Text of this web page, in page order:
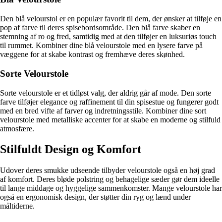
Den blå velourstol er en populær favorit til dem, der ønsker at tilføje en
pop af farve til deres spisebordsområde. Den blå farve skaber en
stemning af ro og fred, samtidig med at den tilføjer en luksuriøs touch
til rummet. Kombiner dine blå velourstole med en lysere farve på
væggene for at skabe kontrast og fremhæve deres skønhed.
Sorte Velourstole
Sorte velourstole er et tidløst valg, der aldrig går af mode. Den sorte
farve tilføjer elegance og raffinement til din spisestue og fungerer godt
med en bred vifte af farver og indretningsstile. Kombiner dine sort
velourstole med metalliske accenter for at skabe en moderne og stilfuld
atmosfære.
Stilfuldt Design og Komfort
Udover deres smukke udseende tilbyder velourstole også en høj grad
af komfort. Deres bløde polstring og behagelige sæder gør dem ideelle
til lange middage og hyggelige sammenkomster. Mange velourstole har
også en ergonomisk design, der støtter din ryg og lænd under
måltiderne.